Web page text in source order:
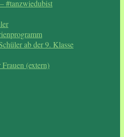
#tanzwiedubist
ab der 9. Klasse
(extern)